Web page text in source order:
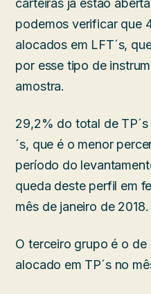
carteiras já estão
podemos verificar que
alocados em LFT´s,
por esse tipo de
amostra.
29,2% do total de
´s, que é o menor
período do
queda deste perfil em
mês de janeiro de 2018.
O terceiro grupo é o de
alocado em TP´s no